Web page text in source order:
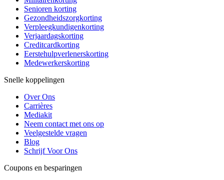
Senioren korting
Gezondheidszorgkorting
Verpleegkundigenkorting
Verjaardagskorting
Creditcardkorting
Eerstehulpverlenerskorting
Medewerkerskorting
Snelle koppelingen
Over Ons
Carrières
Mediakit
Neem contact met ons op
Veelgestelde vragen
Blog
Schrijf Voor Ons
Coupons en besparingen